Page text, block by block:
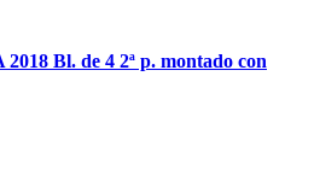
Bl. de 4 2ª p. montado con